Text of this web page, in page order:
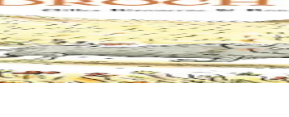
vraiment de très bonne humeur. C’est donc